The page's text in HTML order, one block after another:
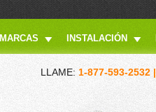
MARCAS INSTALACIÓN
LLAME: 1-877-593-2532 |